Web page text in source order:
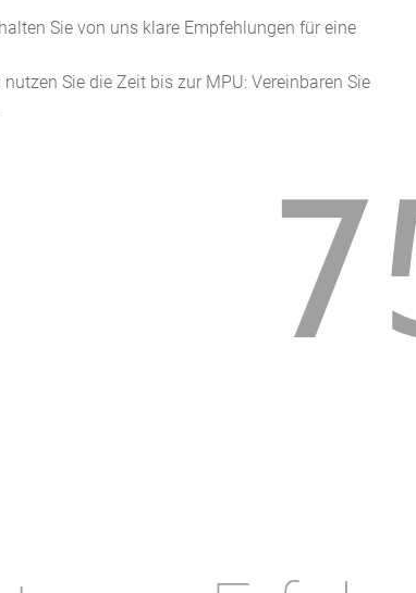
Sie von uns klare Empfehlungen für eine
Sie die Zeit bis zur MPU: Vereinbaren Sie